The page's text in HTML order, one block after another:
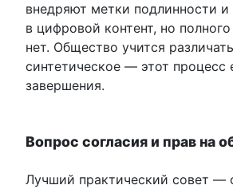
внедряют метки подлинности и
в цифровой контент, но
нет. Общество учится
синтетическое — этот процесс
завершения.
Вопрос согласия и прав на
Лучший практический совет —